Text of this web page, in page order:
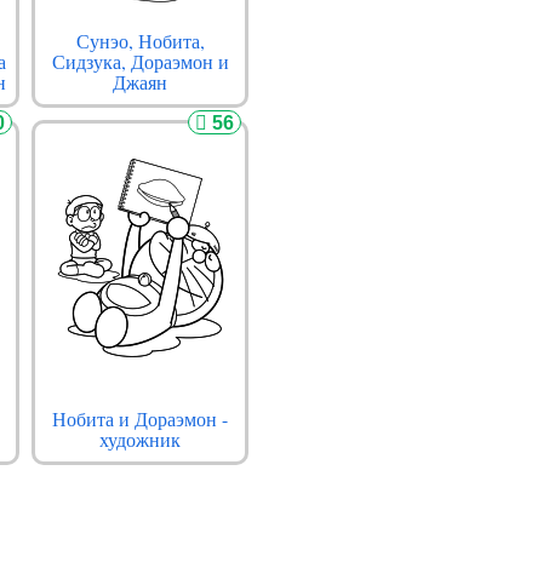
Сунэо, Нобита,
Сидзука, Дораэмон и
Джаян
56
Нобита и Дораэмон -
художник